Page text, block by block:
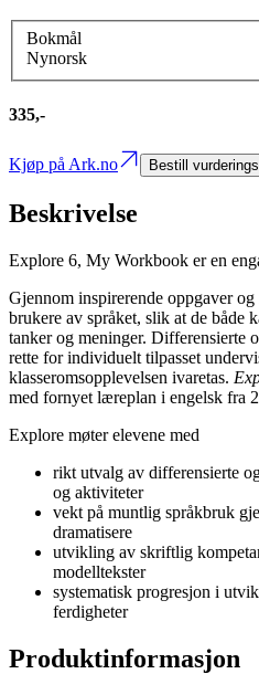
Bokmål
Nynorsk
335,-
Kjøp på Ark.no Bestill
Beskrivelse
Explore 6, My Workbook er en
Gjennom inspirerende oppgaver
brukere av språket, slik at de både
tanker og meninger. Differensierte
rette for individuelt tilpasset
klasseromsopplevelsen ivaretas.
med fornyet læreplan i engelsk fra
Explore møter elevene med
rikt utvalg av differensierte
og aktiviteter
vekt på muntlig språkbruk
dramatisere
utvikling av skriftlig
modelltekster
systematisk progresjon i
ferdigheter
Produktinformasjon